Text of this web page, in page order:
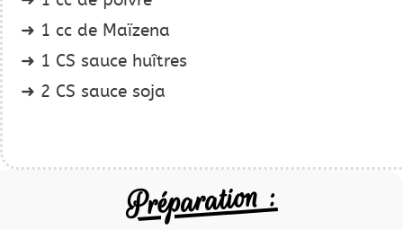
1 cc de Maïzena
1 CS sauce huîtres
2 CS sauce soja
Préparation :